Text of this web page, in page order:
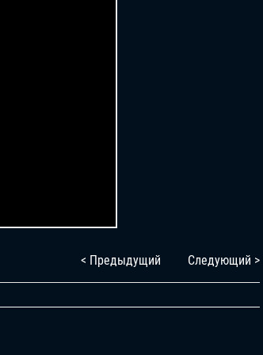
< Предыдущий Следующий >